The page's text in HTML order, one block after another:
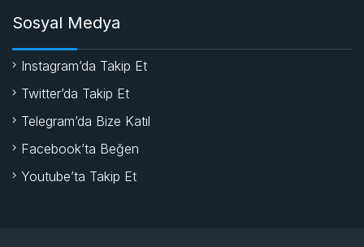
Sosyal Medya
Instagram’da Takip Et
Twitter’da Takip Et
Telegram’da Bize Katıl
Facebook’ta Beğen
Youtube’ta Takip Et